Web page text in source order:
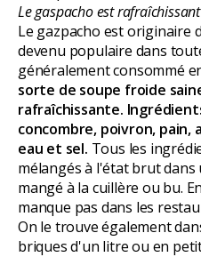
Le gaspacho est
Le gazpacho est originaire
devenu populaire dans
généralement consommé
sorte de soupe froide
rafraîchissante.
concombre, poivron, pain,
eau et sel. Tous les
mélangés à l'état brut
mangé à la cuillère ou bu.
manque pas dans les
On le trouve également
briques d'un litre ou en